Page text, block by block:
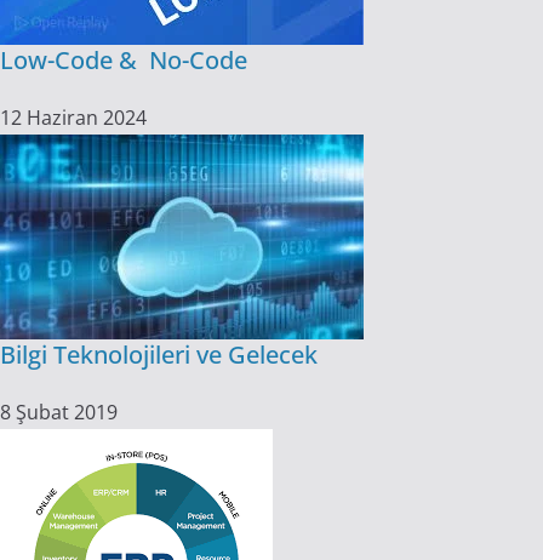
Low-Code & No-Code
12 Haziran 2024
Bilgi Teknolojileri ve Gelecek
8 Şubat 2019